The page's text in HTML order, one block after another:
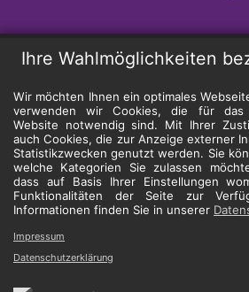
Ihre Wahlmöglichkeiten
Wir möchten Ihnen ein optimales
verwenden wir Cookies, die für das
Website notwendig sind. Mit Ihrer
auch Cookies, die zur Anzeige externer
Statistikzwecken genutzt werden. Sie
welche Kategorien Sie zulassen
dass auf Basis Ihrer Einstellungen
Funktionalitäten der Seite zur
Informationen finden Sie in unserer
Impressum
Datenschutzerklärung